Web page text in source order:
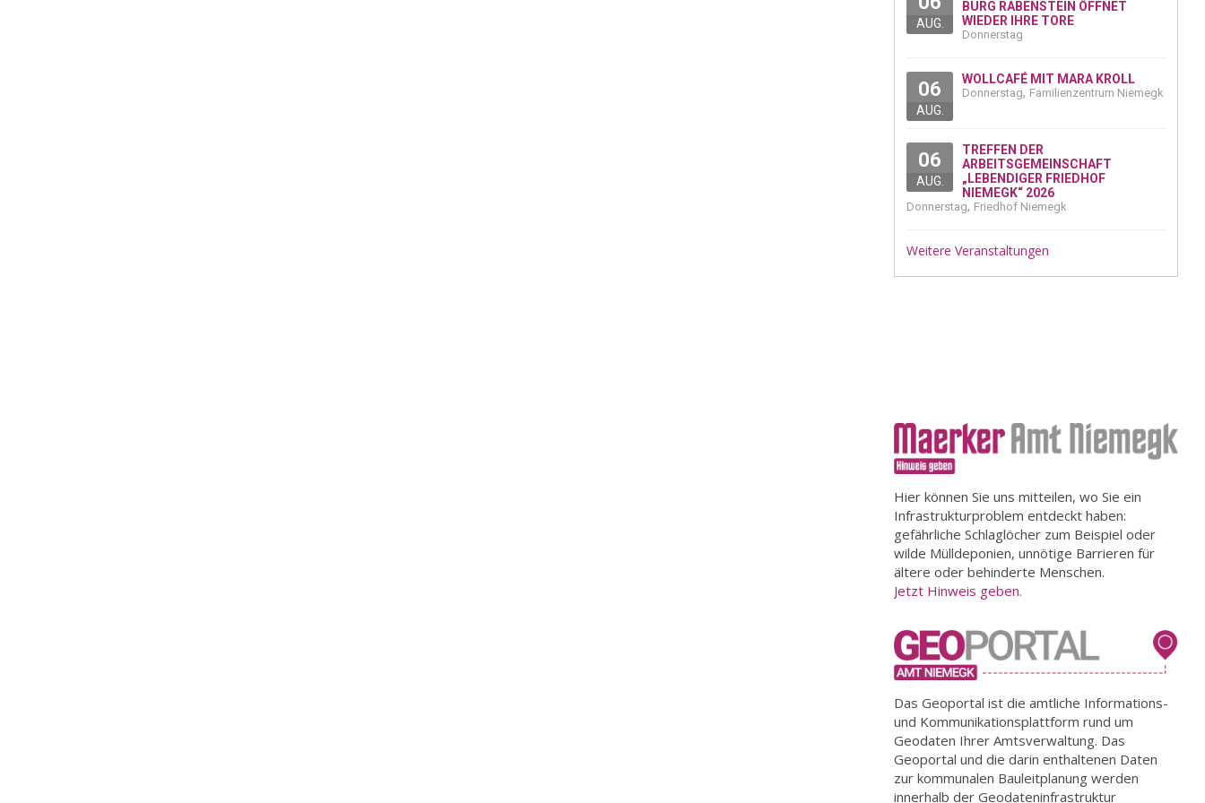
AUG.
BURG RABENSTEIN ÖFFNET
WIEDER IHRE TORE
Donnerstag
06
AUG.
WOLLCAFÉ MIT MARA KROLL
Donnerstag, Familienzentrum Niemegk
06
AUG.
TREFFEN DER
ARBEITSGEMEINSCHAFT
„LEBENDIGER FRIEDHOF
NIEMEGK“ 2026
Donnerstag, Friedhof Niemegk
Weitere Veranstaltungen
Hier können Sie uns mitteilen, wo Sie ein
Infrastrukturproblem entdeckt haben:
gefährliche Schlaglöcher zum Beispiel oder
wilde Mülldeponien, unnötige Barrieren für
ältere oder behinderte Menschen.
Jetzt Hinweis geben.
Das Geoportal ist die amtliche Informations-
und Kommunikationsplattform rund um
Geodaten Ihrer Amtsverwaltung. Das
Geoportal und die darin enthaltenen Daten
zur kommunalen Bauleitplanung werden
innerhalb der Geodateninfrastruktur